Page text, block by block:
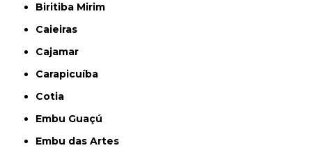
Biritiba Mirim
Caieiras
Cajamar
Carapicuíba
Cotia
Embu Guaçú
Embu das Artes